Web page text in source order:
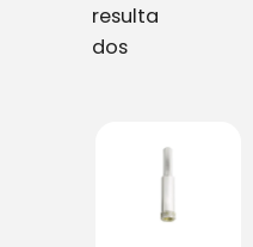
resulta
dosO